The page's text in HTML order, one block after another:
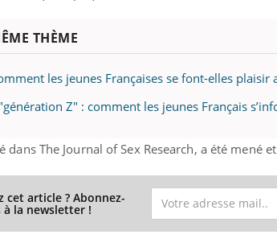
THÈME
les jeunes Françaises se font-elles plaisir
Z" : comment les jeunes Français
dans The Journal of Sex Research, a été mené
cet article ? Abonnez-
à la newsletter !